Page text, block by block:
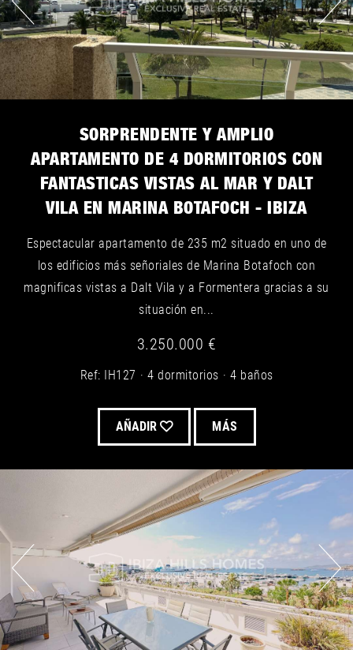
SORPRENDENTE Y AMPLIO
APARTAMENTO DE 4 DORMITORIOS CON
FANTASTICAS VISTAS AL MAR Y DALT
VILA EN MARINA BOTAFOCH - IBIZA
Espectacular apartamento de 235 m2 situado en uno de
los edificios más señoriales de Marina Botafoch con
magnificas vistas a Dalt Vila y a Formentera gracias a su
situación en...
3.250.000 €
Ref: IH127 4 dormitorios 4 baños
AÑADIR MÁS